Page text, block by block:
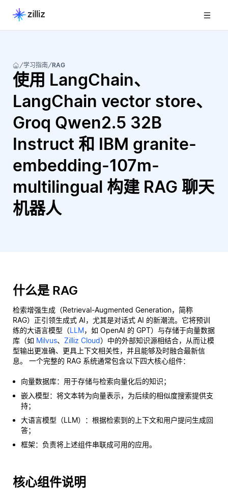
学习指南 RAG
使用 LangChain、
LangChain vector store、
Groq Qwen2.5 32B
Instruct 和 IBM granite-
embedding-107m-
multilingual 构建 RAG 聊天
机器人
什么是 RAG
检索增强生成（Retrieval-Augmented Generation，简称
RAG）正引领生成式 AI，尤其是对话式 AI 的新潮流。它将预训
练的大语言模型（LLM，如 OpenAI 的 GPT）与存储于向量数据
库（如 Milvus、 Zilliz Cloud）中的外部知识源相结合，从而让模
型输出更准确、更具上下文相关性，并且能够及时融合最新信
息。 一个完整的 RAG 系统通常包含以下四大核心组件：
向量数据库：用于存储与检索向量化后的知识；
嵌入模型：将文本转为向量表示，为后续的相似度搜索提供支
持；
大语言模型（LLM）：根据检索到的上下文和用户提问生成回
答；
框架：负责将上述组件串联成可用的应用。
核心组件说明